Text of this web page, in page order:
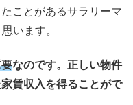
ことがあるサラリーマ
います。
なのです。正しい物件
賃収入を得ることがで